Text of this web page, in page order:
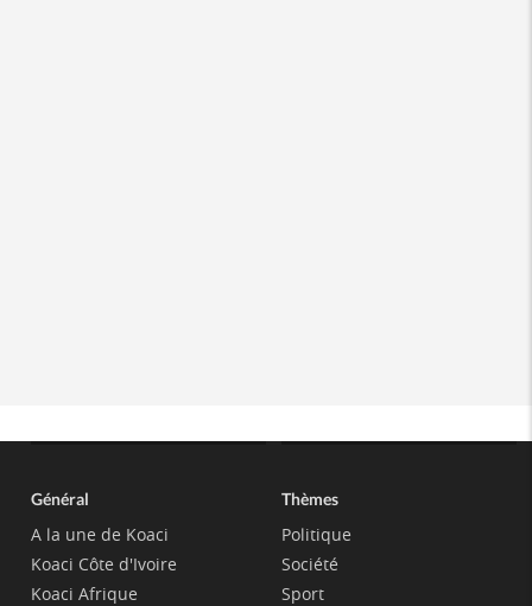
Général
A la une de Koaci
Koaci Côte d'Ivoire
Koaci Afrique
Thèmes
Politique
Société
Sport